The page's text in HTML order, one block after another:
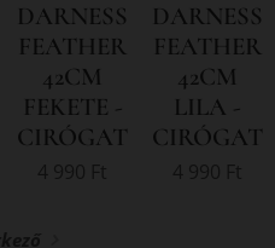
DARNESS
FEATHER
42CM
FEKETE -
CIRÓGATÓ
DARNESS
FEATHER
42CM
LILA -